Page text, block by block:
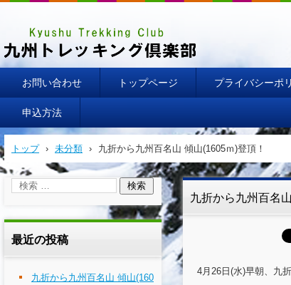
お問い合わせ トップページ プライバシーポ
申込方法
トップ › 未分類 › 九折から九州百名山 傾山(1605ｍ)登頂！
九折から九州百名
4月26日(水)早朝、九
最近の投稿
九折から九州百名山 傾山(160